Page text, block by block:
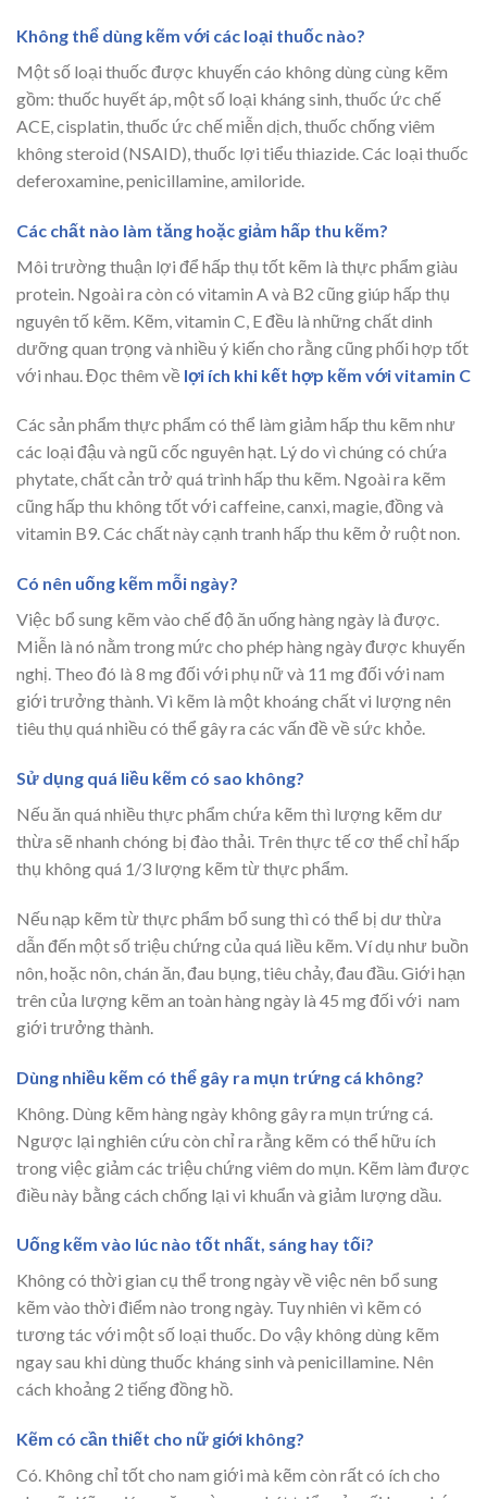
Không thể dùng kẽm với các loại thuốc nào?
Một số loại thuốc được khuyến cáo không dùng cùng kẽm
gồm: thuốc huyết áp, một số loại kháng sinh, thuốc ức chế
ACE, cisplatin, thuốc ức chế miễn dịch, thuốc chống viêm
không steroid (NSAID), thuốc lợi tiểu thiazide. Các loại thuốc
deferoxamine, penicillamine, amiloride.
Các chất nào làm tăng hoặc giảm hấp thu kẽm?
Môi trường thuận lợi để hấp thụ tốt kẽm là thực phẩm giàu
protein. Ngoài ra còn có vitamin A và B2 cũng giúp hấp thụ
nguyên tố kẽm. Kẽm, vitamin C, E đều là những chất dinh
dưỡng quan trọng và nhiều ý kiến cho rằng cũng phối hợp tốt
với nhau. Đọc thêm về lợi ích khi kết hợp kẽm với vitamin C
Các sản phẩm thực phẩm có thể làm giảm hấp thu kẽm như
các loại đậu và ngũ cốc nguyên hạt. Lý do vì chúng có chứa
phytate, chất cản trở quá trình hấp thu kẽm. Ngoài ra kẽm
cũng hấp thu không tốt với caffeine, canxi, magie, đồng và
vitamin B9. Các chất này cạnh tranh hấp thu kẽm ở ruột non.
Có nên uống kẽm mỗi ngày?
Việc bổ sung kẽm vào chế độ ăn uống hàng ngày là được.
Miễn là nó nằm trong mức cho phép hàng ngày được khuyến
nghị. Theo đó là 8 mg đối với phụ nữ và 11 mg đối với nam
giới trưởng thành. Vì kẽm là một khoáng chất vi lượng nên
tiêu thụ quá nhiều có thể gây ra các vấn đề về sức khỏe.
Sử dụng quá liều kẽm có sao không?
Nếu ăn quá nhiều thực phẩm chứa kẽm thì lượng kẽm dư
thừa sẽ nhanh chóng bị đào thải. Trên thực tế cơ thể chỉ hấp
thụ không quá 1/3 lượng kẽm từ thực phẩm.
Nếu nạp kẽm từ thực phẩm bổ sung thì có thể bị dư thừa
dẫn đến một số triệu chứng của quá liều kẽm. Ví dụ như buồn
nôn, hoặc nôn, chán ăn, đau bụng, tiêu chảy, đau đầu. Giới hạn
trên của lượng kẽm an toàn hàng ngày là 45 mg đối với nam
giới trưởng thành.
Dùng nhiều kẽm có thể gây ra mụn trứng cá không?
Không. Dùng kẽm hàng ngày không gây ra mụn trứng cá.
Ngược lại nghiên cứu còn chỉ ra rằng kẽm có thể hữu ích
trong việc giảm các triệu chứng viêm do mụn. Kẽm làm được
điều này bằng cách chống lại vi khuẩn và giảm lượng dầu.
Uống kẽm vào lúc nào tốt nhất, sáng hay tối?
Không có thời gian cụ thể trong ngày về việc nên bổ sung
kẽm vào thời điểm nào trong ngày. Tuy nhiên vì kẽm có
tương tác với một số loại thuốc. Do vậy không dùng kẽm
ngay sau khi dùng thuốc kháng sinh và penicillamine. Nên
cách khoảng 2 tiếng đồng hồ.
Kẽm có cần thiết cho nữ giới không?
Có. Không chỉ tốt cho nam giới mà kẽm còn rất có ích cho